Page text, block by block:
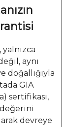
aynı
doğallığıyla
GIA
sertifikası,
devreye